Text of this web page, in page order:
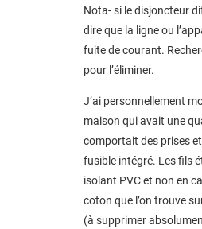
Nota- si le disjoncteur
dire que la ligne ou
fuite de courant.
pour l’éliminer.
J’ai personnellement
maison qui avait une
comportait des prises
fusible intégré. Les fils
isolant PVC et non en
coton que l’on trouve
(à supprimer